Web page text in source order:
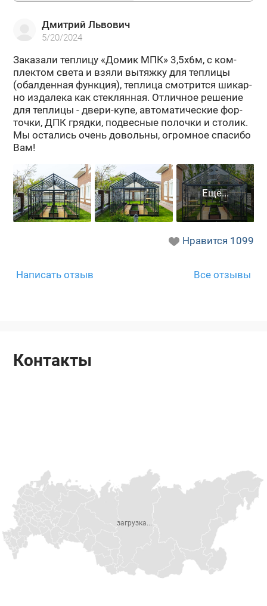
Дмитрий Львович
5/20/2024
За­ка­за­ли теп­ли­цу «Домик МПК» 3,5х6м, с ком­
плек­том света и взяли вы­тяж­ку для теп­ли­цы
(обал­ден­ная функ­ция), теп­ли­ца смот­рит­ся ши­кар­
но из­да­ле­ка как стек­лян­ная. От­лич­ное ре­ше­ние
для теп­ли­цы - двери-​купе, ав­то­ма­ти­че­ские фор­
точ­ки, ДПК гряд­ки, под­вес­ные по­лоч­ки и сто­лик.
Мы оста­лись очень до­воль­ны, огром­ное спа­си­бо
Вам!
Нравится 1099
Написать отзыв Все отзывы
Контакты
загрузка...